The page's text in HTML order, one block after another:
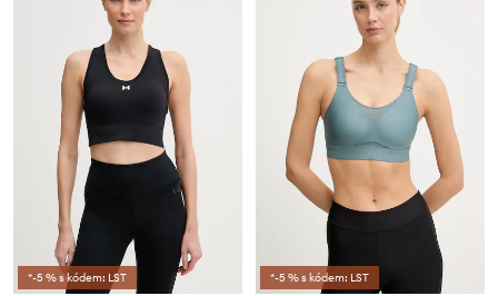
*-5 % s kódem: LST *-5 % s kódem: LST